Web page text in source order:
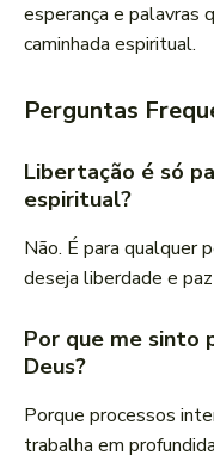
esperança e palavras
caminhada espiritual.
Perguntas
Libertação é só
espiritual?
Não. É para qualquer
deseja liberdade e
Por que me sinto
Deus?
Porque processos
trabalha em